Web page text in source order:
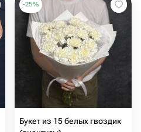
-25%
Букет из 15 белых гвоздик